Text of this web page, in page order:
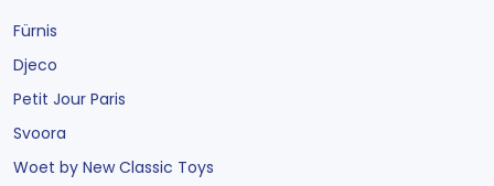
Fürnis
Djeco
Petit Jour Paris
Svoora
Woet by New Classic Toys